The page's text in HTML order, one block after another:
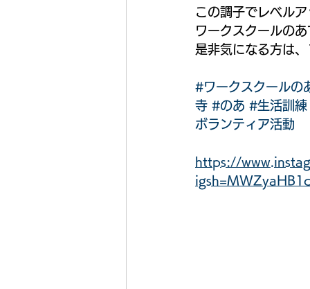
この調子でレベル
ワークスクールの
是非気になる方は
#ワークスクールの
寺 #のあ #生活訓練
ボランティア活動
https://